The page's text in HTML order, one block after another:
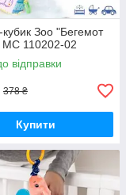
кубик Зоо "Бегемот
МС 110202-02
відправки
378 ₴
Купити